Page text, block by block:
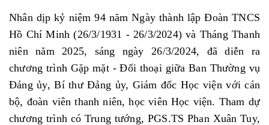
Nhân dịp kỷ niệm 94 năm Ngày thành lập Đoàn TNCS
Hồ Chí Minh (26/3/1931 - 26/3/2024) và Tháng Thanh
niên năm 2025, sáng ngày 26/3/2024, đã diễn ra
chương trình Gặp mặt - Đối thoại giữa Ban Thường vụ
Đảng ủy, Bí thư Đảng ủy, Giám đốc Học viện với cán
bộ, đoàn viên thanh niên, học viên Học viện. Tham dự
chương trình có Trung tướng, PGS.TS Phan Xuân Tuy,